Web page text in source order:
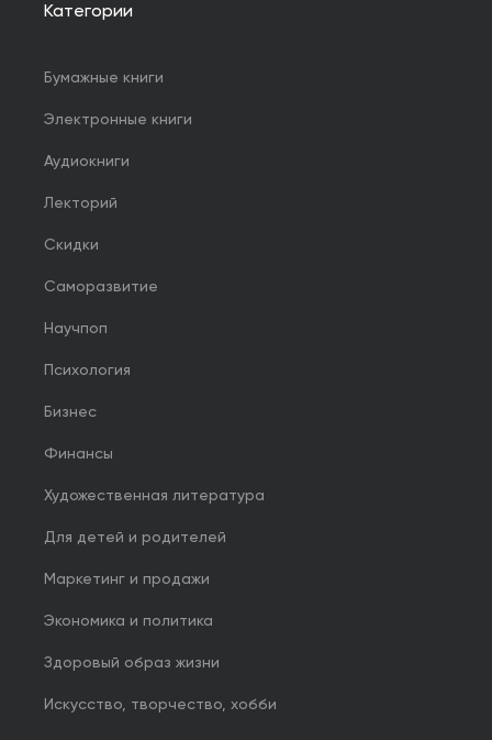
Категории
Бумажные книги
Электронные книги
Аудиокниги
Лекторий
Скидки
Саморазвитие
Научпоп
Психология
Бизнес
Финансы
Художественная литература
Для детей и родителей
Маркетинг и продажи
Экономика и политика
Здоровый образ жизни
Искусство, творчество, хобби